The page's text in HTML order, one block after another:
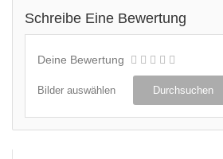
Schreibe Eine Bewertung
Deine Bewertung
Bilder auswählen Durchsuchen